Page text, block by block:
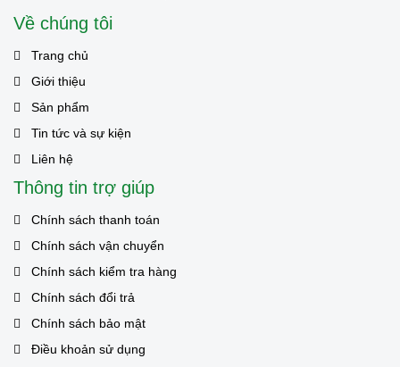
Về chúng tôi
Trang chủ
Giới thiệu
Sản phẩm
Tin tức và sự kiện
Liên hệ
Thông tin trợ giúp
Chính sách thanh toán
Chính sách vận chuyển
Chính sách kiểm tra hàng
Chính sách đổi trả
Chính sách bảo mật
Điều khoản sử dụng